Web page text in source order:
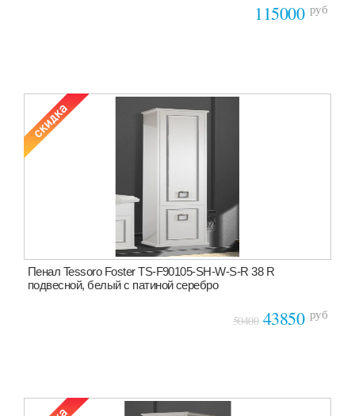
115000 руб
Пенал Tessoro Foster TS-F90105-SH-W-S-R 38 R
подвесной, белый с патиной серебро
5040043850 руб